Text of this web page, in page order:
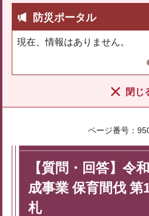
防災ポータル
現在、情報はありません。
閉じ
ページ番号：
【質問・回答】令
成事業 保育間伐 第
札